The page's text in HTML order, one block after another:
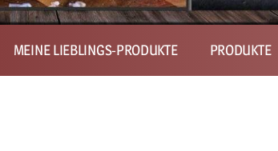
MEINE LIEBLINGS-PRODUKTE PRODUKTE